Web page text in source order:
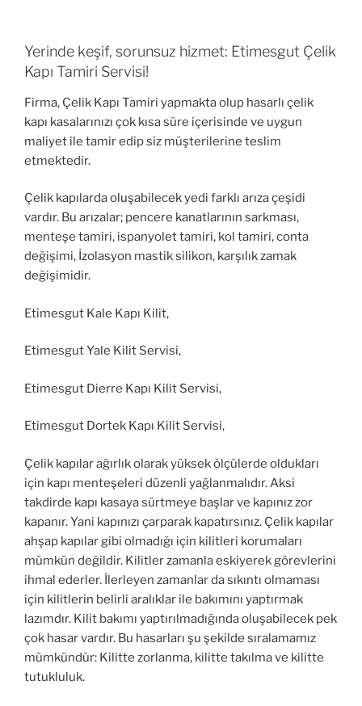
Yerinde keşif, sorunsuz hizmet: Etimesgut Çelik
Kapı Tamiri Servisi!
Firma, Çelik Kapı Tamiri yapmakta olup hasarlı çelik
kapı kasalarınızı çok kısa süre içerisinde ve uygun
maliyet ile tamir edip siz müşterilerine teslim
etmektedir.
Çelik kapılarda oluşabilecek yedi farklı arıza çeşidi
vardır. Bu arızalar; pencere kanatlarının sarkması,
menteşe tamiri, ispanyolet tamiri, kol tamiri, conta
değişimi, İzolasyon mastik silikon, karşılık zamak
değişimidir.
Etimesgut Kale Kapı Kilit,
Etimesgut Yale Kilit Servisi,
Etimesgut Dierre Kapı Kilit Servisi,
Etimesgut Dortek Kapı Kilit Servisi,
Çelik kapılar ağırlık olarak yüksek ölçülerde oldukları
için kapı menteşeleri düzenli yağlanmalıdır. Aksi
takdirde kapı kasaya sürtmeye başlar ve kapınız zor
kapanır. Yani kapınızı çarparak kapatırsınız. Çelik kapılar
ahşap kapılar gibi olmadığı için kilitleri korumaları
mümkün değildir. Kilitler zamanla eskiyerek görevlerini
ihmal ederler. İlerleyen zamanlar da sıkıntı olmaması
için kilitlerin belirli aralıklar ile bakımını yaptırmak
lazımdır. Kilit bakımı yaptırılmadığında oluşabilecek pek
çok hasar vardır. Bu hasarları şu şekilde sıralamamız
mümkündür: Kilitte zorlanma, kilitte takılma ve kilitte
tutukluluk.